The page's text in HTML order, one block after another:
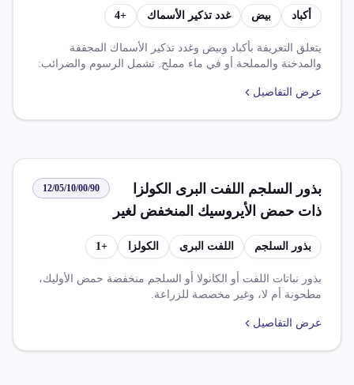
أكباد بيض غدد تذكير الأسماك +
4
يتعلق التعريفة بأكباد وبيض وغدد تذكير الأسماك المجففة
والمدخنة والمملحة أو في ماء مملح. تشمل الرسوم والضرائب:
أو البريطاني.
عرض التفاصيل
بذور السلجم اللفت البرى الكولزا
ذات حمض الأيروسيك المنخفض لغير
البذار مكسر
12/05/10/00/90
بذور السلجم اللفت البرى الكولزا +
1
بذور نباتات اللفت أو الكانولا أو السلجم منخفضة حمض الأوليك،
مطحونة أم لا، وغير مخصصة للزراعة.
عرض التفاصيل